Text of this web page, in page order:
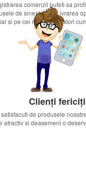
comenzii puteti sa
de sinestatator.Livrarea
si pe cei mai nerabdatori
Clienți fericiți
de produsele
atractiv si deasemeni o